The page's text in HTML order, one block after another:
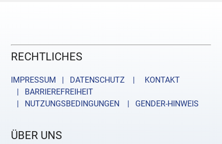
RECHTLICHES
IMPRESSUM | DATENSCHUTZ |
KONTAKT
| BARRIEREFREIHEIT
| NUTZUNGSBEDINGUNGEN
| GENDER-HINWEIS
ÜBER UNS